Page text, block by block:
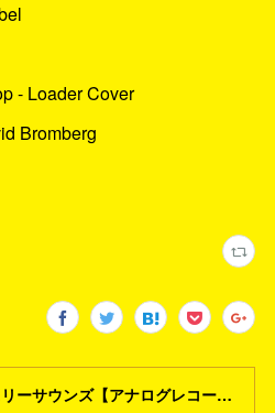
- Loader Cover
Bromberg
サンオブスリーサウンズ【アナログレコード専門店】名古屋栄